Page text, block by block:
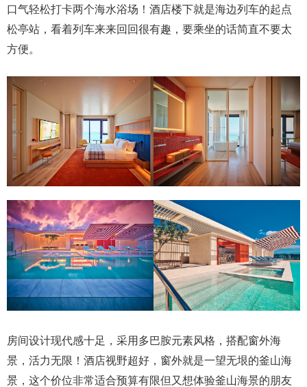
口气轻松打卡两个海水浴场！酒店楼下就是海边列车的起点
松亭站，看着列车来来回回很有趣，要乘坐的话简直不要太
方便。
房间设计现代感十足，采用多巴胺元素风格，搭配窗外海
景，活力无限！酒店视野超好，窗外就是一望无垠的釜山海
景，这个价位非常适合预算有限但又想体验釜山海景的朋友